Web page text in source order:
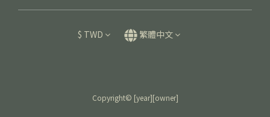
$ TWD 繁體中文
Copyright© [year][owner]